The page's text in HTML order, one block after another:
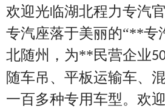
欢迎光临湖北程力专汽
专汽座落于美丽的“**
北随州，为**民营企业
随车吊、平板运输车、
一百多种专用车型。欢